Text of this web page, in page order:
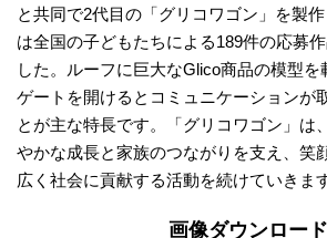
と共同で2代目の「グリコワゴン」を製
は全国の子どもたちによる189件の応募
した。ルーフに巨大なGlico商品の模型
ゲートを開けるとコミュニケーションが
とが主な特長です。「グリコワゴン」は
やかな成長と家族のつながりを支え、笑
広く社会に貢献する活動を続けていきます
画像ダウンロード